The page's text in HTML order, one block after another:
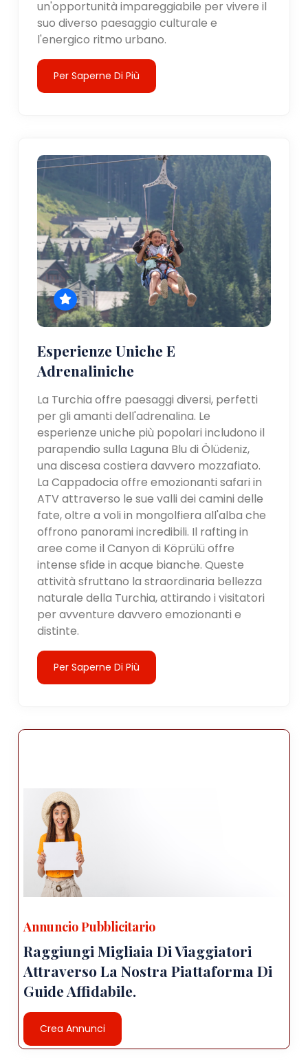
un'opportunità impareggiabile per vivere il
suo diverso paesaggio culturale e
l'energico ritmo urbano.
Per Saperne Di Più
Esperienze Uniche E
Adrenaliniche
La Turchia offre paesaggi diversi, perfetti
per gli amanti dell'adrenalina. Le
esperienze uniche più popolari includono il
parapendio sulla Laguna Blu di Ölüdeniz,
una discesa costiera davvero mozzafiato.
La Cappadocia offre emozionanti safari in
ATV attraverso le sue valli dei camini delle
fate, oltre a voli in mongolfiera all'alba che
offrono panorami incredibili. Il rafting in
aree come il Canyon di Köprülü offre
intense sfide in acque bianche. Queste
attività sfruttano la straordinaria bellezza
naturale della Turchia, attirando i visitatori
per avventure davvero emozionanti e
distinte.
Per Saperne Di Più
Annuncio Pubblicitario
Raggiungi Migliaia Di Viaggiatori
Attraverso La Nostra Piattaforma Di
Guide Affidabile.
Crea Annunci